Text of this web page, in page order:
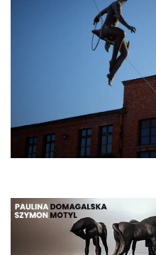
LORD OF THE
Tour
Katowice